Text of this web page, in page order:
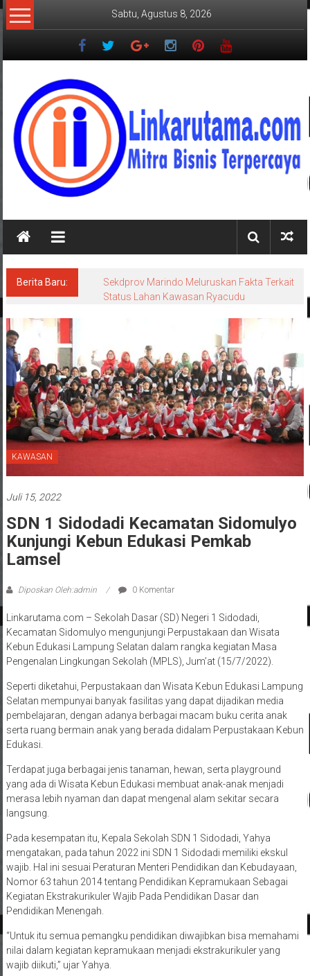
Lompat
ke
Sabtu, Agustus 8, 2026
LINKARUTAMA.COM
Mitra
Terpercaya
Berita Baru:
Megahnya Ngaben Massal Balinuraga,
Tradisi Suci Terbesar di Indonesia yang
Juli 15, 2022
SDN 1 Sidodadi Kecamatan Sidomulyo
Kunjungi Kebun Edukasi Pemkab
Lamsel
Diposkan Oleh:admin 0 Komentar
Linkarutama.com – Sekolah Dasar (SD) Negeri 1 Sidodadi,
Kecamatan Sidomulyo mengunjungi Perpustakaan dan Wisata
Pengenalan Lingkungan Sekolah (MPLS), Jum’at (15/7/2022).
Seperti diketahui, Perpustakaan dan Wisata Kebun Edukasi Lampung
Selatan mempunyai banyak fasilitas yang dapat dijadikan media
pembelajaran, dengan adanya berbagai macam buku cerita anak
Edukasi.
Terdapat juga berbagai jenis tanaman, hewan, serta playground
yang ada di Wisata Kebun Edukasi membuat anak-anak menjadi
langsung.
Pada kesempatan itu, Kepala Sekolah SDN 1 Sidodadi, Yahya
mengatakan, pada tahun 2022 ini SDN 1 Sidodadi memiliki ekskul
wajib. Hal ini sesuai Peraturan Menteri Pendidikan dan Kebudayaan,
Nomor 63 tahun 2014 tentang Pendidikan Kepramukaan Sebagai
Pendidikan Menengah.
“Untuk itu semua pemangku pendidikan diwajibkan bisa memahami